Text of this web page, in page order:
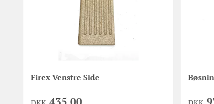
Firex Venstre Side